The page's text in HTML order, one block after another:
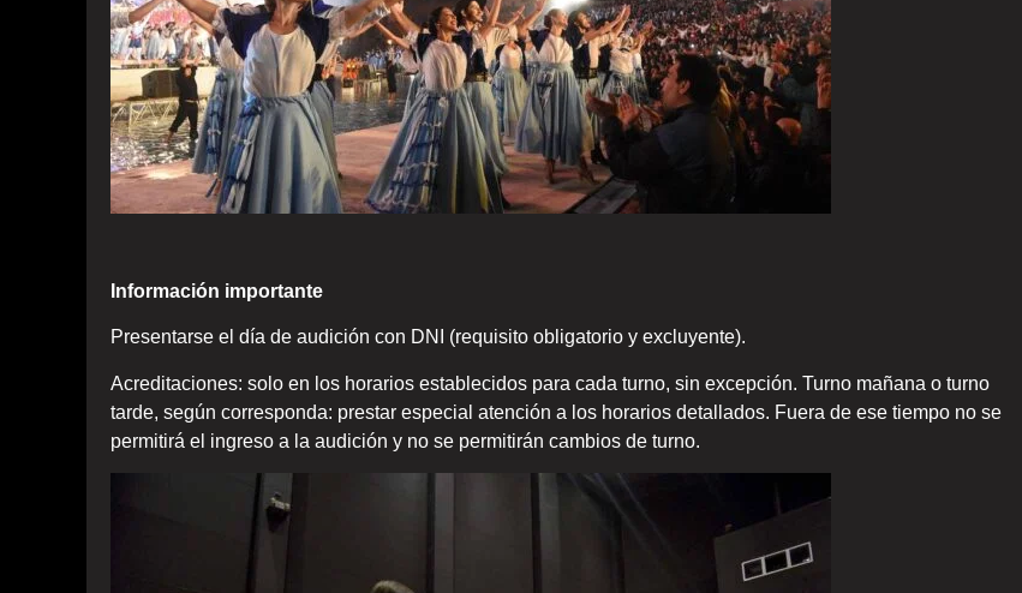
Información importante
Presentarse el día de audición con DNI (requisito obligatorio y excluyente).
Acreditaciones: solo en los horarios establecidos para cada turno, sin excepción. Turno mañana o turno
tarde, según corresponda: prestar especial atención a los horarios detallados. Fuera de ese tiempo no se
permitirá el ingreso a la audición y no se permitirán cambios de turno.